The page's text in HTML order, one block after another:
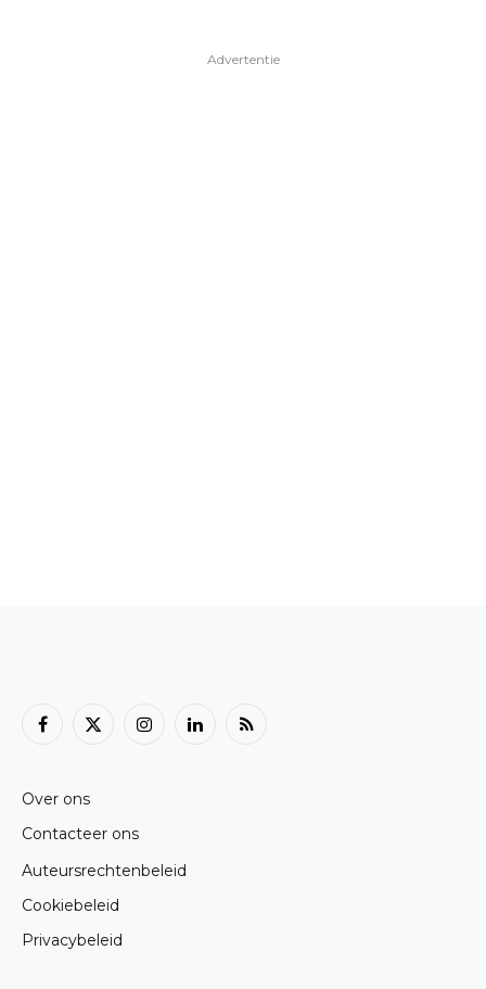
Advertentie
Facebook
X
InstagramLinkedInRSS
Over ons
Contacteer ons
Auteursrechtenbeleid
Cookiebeleid
Privacybeleid